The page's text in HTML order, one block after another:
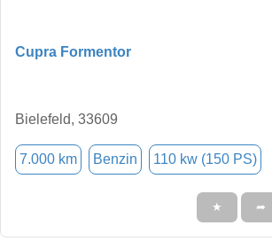
Cupra Formentor
Bielefeld, 33609
7.000 km Benzin 110 kw (150 PS)
★ ➦